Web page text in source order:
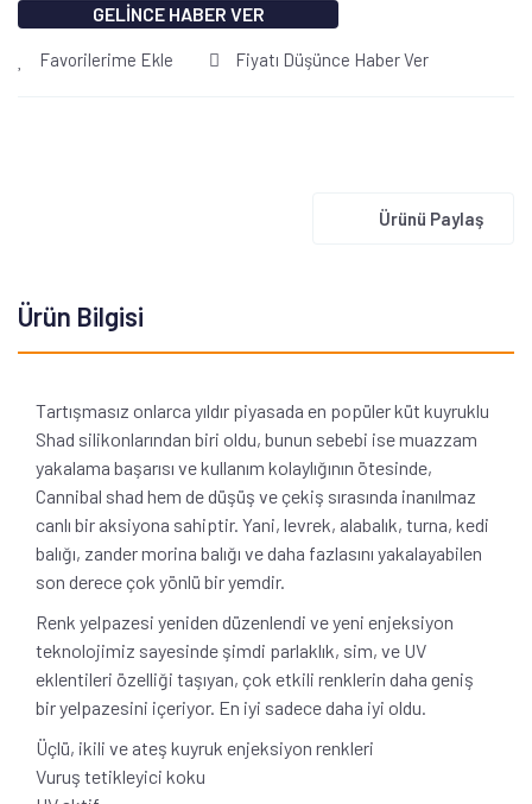
GELİNCE HABER VER
Favorilerime Ekle Fiyatı Düşünce Haber Ver
Ürünü Paylaş
Ürün Bilgisi
Tartışmasız onlarca yıldır piyasada en popüler küt kuyruklu
Shad silikonlarından biri oldu, bunun sebebi ise muazzam
yakalama başarısı ve kullanım kolaylığının ötesinde,
Cannibal shad hem de düşüş ve çekiş sırasında inanılmaz
canlı bir aksiyona sahiptir. Yani, levrek, alabalık, turna, kedi
balığı, zander morina balığı ve daha fazlasını yakalayabilen
son derece çok yönlü bir yemdir.
Renk yelpazesi yeniden düzenlendi ve yeni enjeksiyon
teknolojimiz sayesinde şimdi parlaklık, sim, ve UV
eklentileri özelliği taşıyan, çok etkili renklerin daha geniş
bir yelpazesini içeriyor. En iyi sadece daha iyi oldu.
Üçlü, ikili ve ateş kuyruk enjeksiyon renkleri
Vuruş tetikleyici koku